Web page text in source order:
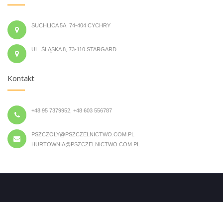
SUCHLICA 5A, 74-404 CYCHRY
UL. ŚLĄSKA 8, 73-110 STARGARD
Kontakt
+48 95 7379952, +48 603 556787
PSZCZOLY@PSZCZELNICTWO.COM.PL
HURTOWNIA@PSZCZELNICTWO.COM.PL